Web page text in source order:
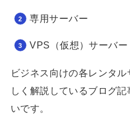
専用サーバー
VPS（仮想）サーバー
ビジネス向けの各レンタ
しく解説しているブログ
いです。